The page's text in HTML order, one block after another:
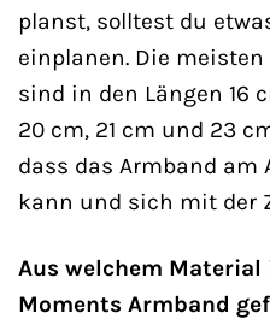
planst, solltest du
einplanen. Die
sind in den Längen 16
20 cm, 21 cm und 23
dass das Armband
kann und sich mit der
Aus welchem
Moments Armband